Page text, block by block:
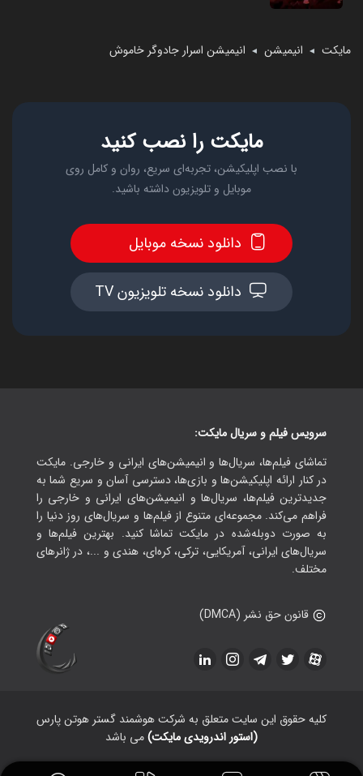
مایکت ◄ انیمیشن ◄ انیمیشن اسرار جادوگر خاموش
مایکت را نصب کنید
با نصب اپلیکیشن، تجربه‌ای سریع، روان و کامل روی
موبایل و تلویزیون داشته باشید.
دانلود نسخه موبایل
دانلود نسخه تلویزیون TV
سرویس فیلم و سریال مایکت:
تماشای فیلم‌ها، سریال‌ها و انیمیشن‌های ایرانی و خارجی. مایکت
در کنار ارائه اپلیکیشن‌ها و بازی‌ها، دسترسی آسان و سریع شما به
جدیدترین فیلم‌ها، سریال‌ها و انیمیشن‌های ایرانی و خارجی را
فراهم می‌کند. مجموعه‌ای متنوع از فیلم‌ها و سریال‌های روز دنیا را
به صورت دوبله‌شده در مایکت تماشا کنید. بهترین فیلم‌ها و
سریال‌های ایرانی، آمریکایی، ترکی، کره‌ای، هندی و ...، در ژانرهای
مختلف.
قانون حق نشر (DMCA)
کلیه حقوق این سایت متعلق به شرکت هوشمند گستر هوتن پارس
(استور اندرویدی مایکت)می باشد